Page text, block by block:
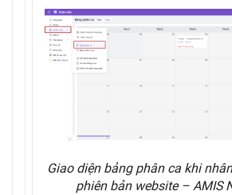
Giao diện bảng phân ca khi
phiên bản website – AMIS